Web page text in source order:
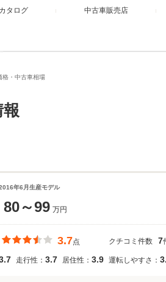
カタログ 中古車販売店
格・中古車相場
年6月生産モデル
80～99 万円
3.7点 クチコミ件数 7
走行性： 3.7 居住性： 3.9 運転しやすさ：